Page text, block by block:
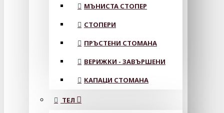
МЪНИСТА СТОПЕР
СТОПЕРИ
ПРЪСТЕНИ СТОМАНА
ВЕРИЖКИ - ЗАВЪРШЕНИ
КАПАЦИ СТОМАНА
ТЕЛ